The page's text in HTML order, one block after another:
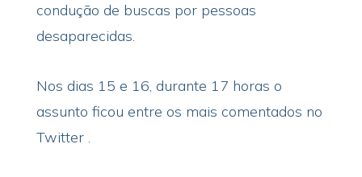
condução de buscas por pessoas
desaparecidas.
Nos dias 15 e 16, durante 17 horas o
assunto ficou entre os mais comentados no
Twitter .